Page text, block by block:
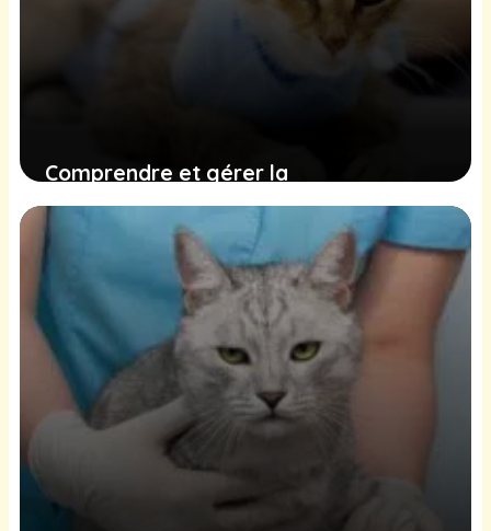
Comprendre et gérer la
cardiomyopathie hypertrophique chez
les chats : symptômes, traitements et
conseils de prévention
23 décembre 2024